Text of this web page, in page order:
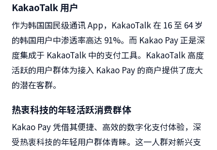
KakaoTalk用户
作为韩国国民级通讯App， KakaoTalk 在 16 至 64岁
的韩国用户中渗透率高达 91%。而 Kakao Pay正是深
度集成于 KakaoTalk 中的支付工具。 KakaoTalk 高度
活跃的用户群体为接入 Kakao Pay 的商户提供了庞大
的潜在客群。
热衷科技的年轻活跃消费群体
Kakao Pay凭借其便捷、高效的数字化支付体验，深
受热衷科技的年轻用户群体青睐。 这一人群对新兴支